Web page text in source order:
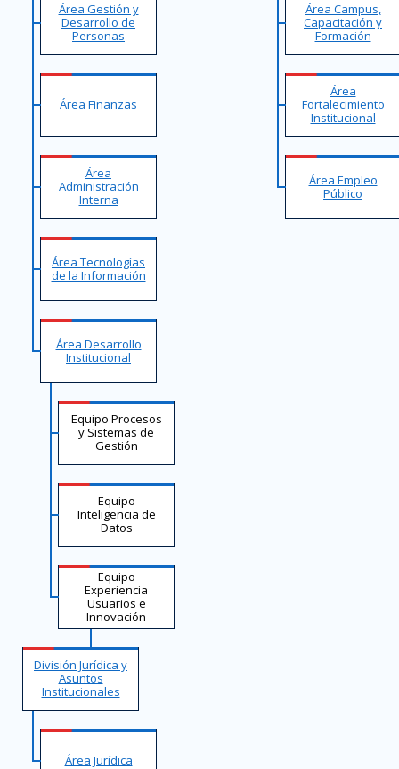
Área Gestión y
Desarrollo de
Personas
Área Finanzas
Área
Administración
Interna
Área Tecnologías
de la Información
Área Desarrollo
Institucional
Equipo Procesos
y Sistemas de
Gestión
Equipo
Inteligencia de
Datos
Equipo
Experiencia
Usuarios e
Innovación
Área Campus,
Capacitación y
Formación
Área
Fortalecimiento
Institucional
Área Empleo
Público
División Jurídica y
Asuntos
Institucionales
Área Jurídica